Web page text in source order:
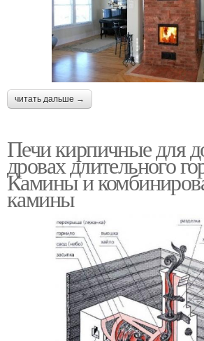
читать дальше →
Печи кирпичные для
дровах длительного
Камины и
камины